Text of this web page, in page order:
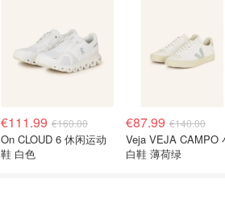
€111.99 €160.00
On CLOUD 6 休闲运动
鞋 白色
€87.99 €140.00
Veja VEJA CAMPO
白鞋 薄荷绿